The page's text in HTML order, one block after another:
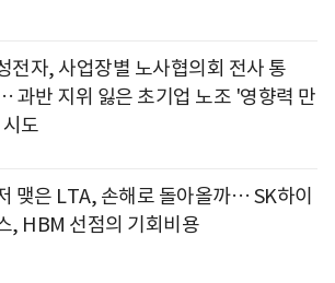
전자, 사업장별 노사협의회 전사 통
과반 지위 잃은 초기업 노조 '영향력 만
도
맺은 LTA, 손해로 돌아올까… SK하이
, HBM 선점의 기회비용